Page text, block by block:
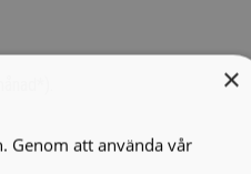
×
Genom att använda vår